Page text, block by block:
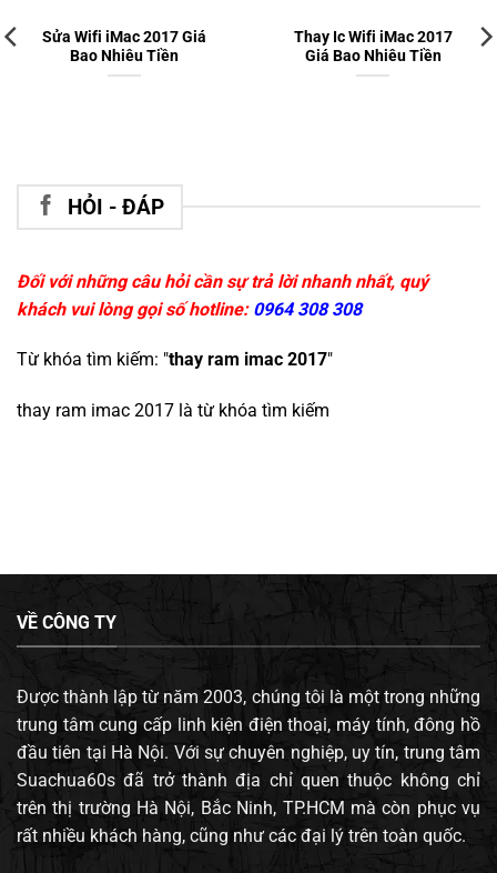
Sửa Wifi iMac 2017 Giá
Bao Nhiêu Tiền
Thay Ic Wifi iMac 2017
Giá Bao Nhiêu Tiền
HỎI - ĐÁP
Đối với những câu hỏi cần sự trả lời nhanh nhất, quý
khách vui lòng gọi số hotline: 0964 308 308
Từ khóa tìm kiếm: "thay ram imac 2017"
thay ram imac 2017 là từ khóa tìm kiếm
VỀ CÔNG TY
Được thành lập từ năm 2003, chúng tôi là một trong những
trung tâm cung cấp linh kiện điện thoại, máy tính, đông hồ
đầu tiên tại Hà Nội. Với sự chuyên nghiệp, uy tín, trung tâm
Suachua60s đã trở thành địa chỉ quen thuộc không chỉ
trên thị trường Hà Nội, Bắc Ninh, TP.HCM mà còn phục vụ
rất nhiều khách hàng, cũng như các đại lý trên toàn quốc.